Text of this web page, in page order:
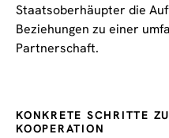
Staatsoberhäupter die
Beziehungen zu einer
Partnerschaft.
KONKRETE SCHRITTE
KOOPERATION